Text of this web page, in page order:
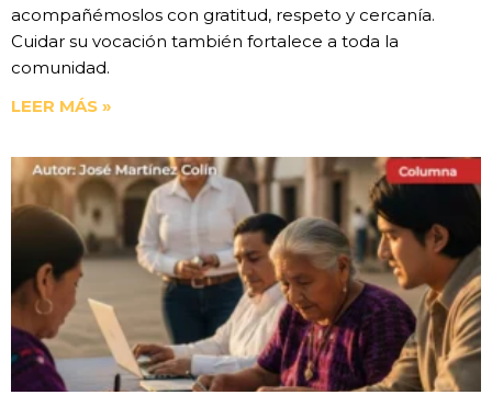
acompañémoslos con gratitud, respeto y cercanía.
Cuidar su vocación también fortalece a toda la
comunidad.
LEER MÁS »